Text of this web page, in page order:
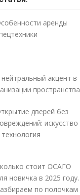
аренды
акцент в
пространства
дверей без
искусство
технология
стоит ОСАГО
новичка в 2025 году.
по полочкам